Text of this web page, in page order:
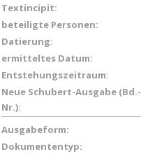
Textincipit:
beteiligte Personen:
Datierung:
ermitteltes Datum:
Entstehungszeitraum:
Neue Schubert-Ausgabe (Bd.-
Nr.):
Ausgabeform:
Dokumententyp: